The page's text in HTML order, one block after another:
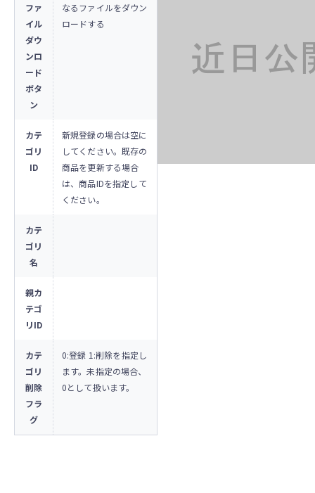
ファ
イル
ダウ
ンロ
ード
ボタ
ン
なるファイルをダウン
ロードする
カテ
ゴリ
ID
新規登録の場合は空に
してください。既存の
商品を更新する場合
は、商品IDを指定して
ください。
カテ
ゴリ
名
親カ
テゴ
リID
カテ
ゴリ
削除
フラ
グ
0:登録 1:削除を指定し
ます。未指定の場合、
0として扱います。